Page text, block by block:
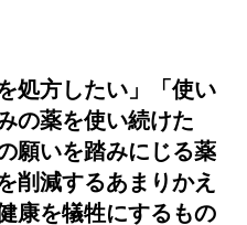
処方したい」「使い
の薬を使い続けた
願いを踏みにじる薬
削減するあまりかえ
康を犠牲にするもの